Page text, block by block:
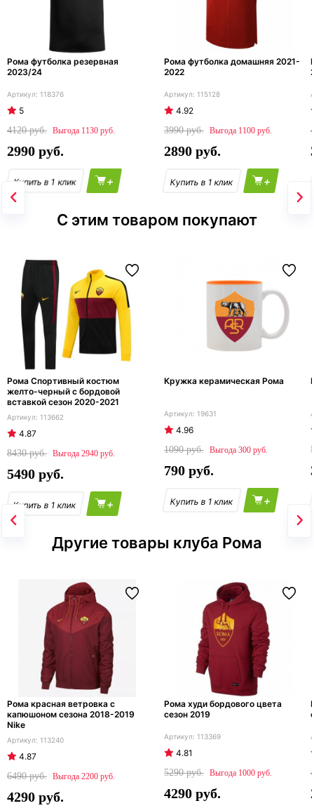
Рома футболка резервная
2023/24
118376
5
4120
1130
2990
+
Рома футболка домашняя 2021-
2022
115128
4.92
3990
1100
2890
+
С этим товаром покупают
Рома Спортивный костюм
желто-черный с бордовой
вставкой сезон 2020-2021
113662
4.87
8430
2940
5490
+
Кружка керамическая Рома
19631
4.96
1090
300
790
+
Другие товары клуба Рома
Рома красная ветровка с
капюшоном сезона 2018-2019
Nike
113240
4.87
6490
2200
4290
Рома худи бордового цвета
сезон 2019
113369
4.81
5290
1000
4290